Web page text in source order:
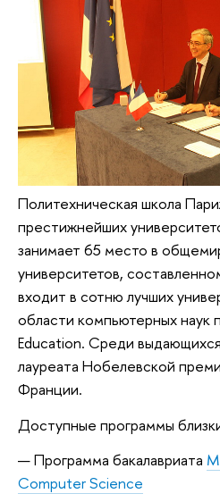
Политехническая школа
престижнейших
занимает 65 место в
университетов,
входит в сотню лучших
области компьютерных наук
Education. Среди
лауреата Нобелевской
Франции.
Доступные программы
Программа бакалавриата
Computer Science